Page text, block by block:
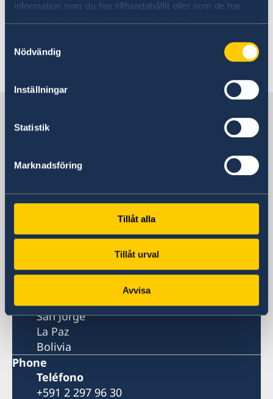
information som du har tillhandahållit eller som de har
Nödvändig
Inställningar
Statistik
Marknadsföring
Tillåt alla
Tillåt urval
Avvisa
Avenida Arce 2631
San Jorge La Paz
Embajada de Suecia
Avenida Arce 2631 Edificio Multicine
San Jorge
La Paz
Bolivia
Phone
Teléfono
+591 2 297 96 30